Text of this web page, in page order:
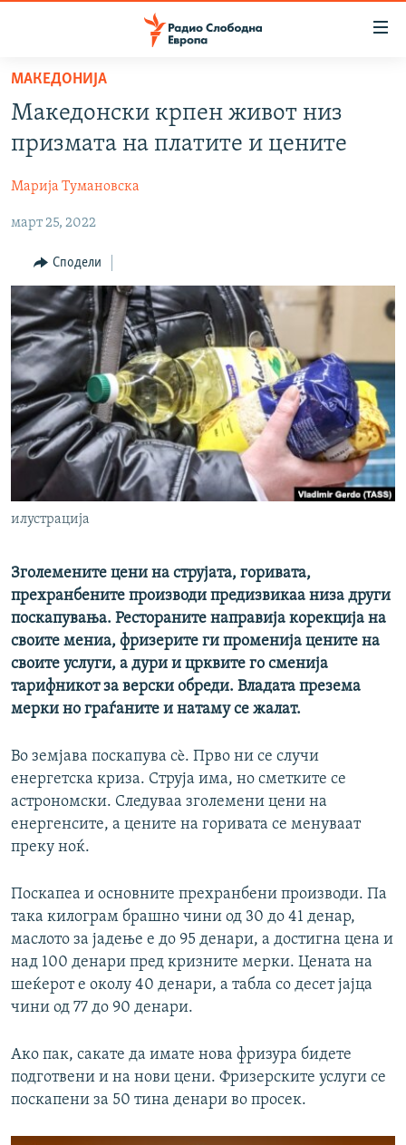
Оди
содржината
Оди
главната
Премини
ВИЗУЕЛНО
ВЕСТИ
ШТО ТРЕБА ДА ЗНАЕТЕ
ПРИЈАВИ СЕ ЗА ЊУЗЛЕТЕР
ПОДКАСТ ЗОШТО?
СЛЕДЕТЕ НЕ
РСЕ веб страници
МАКЕДОНИЈА
Македонски крпен живот низ
призмата на платите и цените
Марија Тумановска
март 25, 2022
Сподели
илустрација
Зголемените цени на струјата, горивата,
прехранбените производи предизвикаа низа други
поскапувања. Рестораните направија корекција на
своите мениа, фризерите ги променија цените на
своите услуги, а дури и црквите го сменија
тарифникот за верски обреди. Владата презема
мерки но граѓаните и натаму се жалат.
Во земјава поскапува сè. Прво ни се случи
енергетска криза. Струја има, но сметките се
астрономски. Следуваа зголемени цени на
енергенсите, а цените на горивата се менуваат
преку ноќ.
Поскапеа и основните прехранбени производи. Па
така килограм брашно чини од 30 до 41 денар,
маслото за јадење е до 95 денари, а достигна цена и
над 100 денари пред кризните мерки. Цената на
шеќерот е околу 40 денари, а табла со десет јајца
чини од 77 до 90 денари.
Ако пак, сакате да имате нова фризура бидете
подготвени и на нови цени. Фризерските услуги се
поскапени за 50 тина денари во просек.